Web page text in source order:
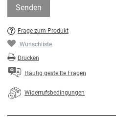
Senden
Frage zum Produkt
Wunschliste
Drucken
Häufig gestellte Fragen
Widerrufsbedingungen